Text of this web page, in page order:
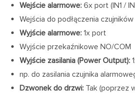
Wejście alarmowe: 6x port (IN1 /
Wejścia do podłączenia
Wyjście alarmowe: 1x port
Wyjście przekaźnikowe NO/COM
Wyjście zasilania (Power Output):
np. do zasilania czujnika
Dzwonek do drzwi: Tak (poprzez